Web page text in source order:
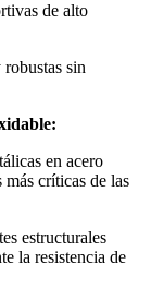
de alto
sin
en acero
críticas de las
estructurales
la resistencia de